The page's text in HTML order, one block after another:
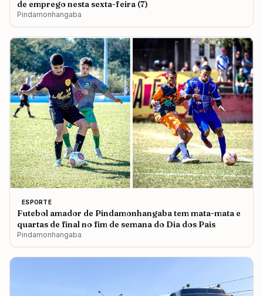
de emprego nesta sexta-feira (7)
Pindamonhangaba
ESPORTE
Futebol amador de Pindamonhangaba tem mata-mata e
quartas de final no fim de semana do Dia dos Pais
Pindamonhangaba